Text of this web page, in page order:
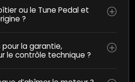
ou le Tune Pedal et
?
pour la garantie,
le contrôle technique ?